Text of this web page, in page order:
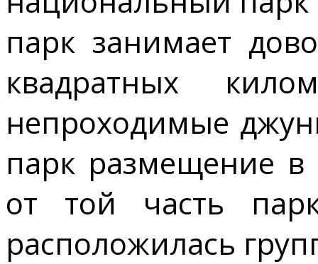
парк занимает
квадратных
непроходимые
парк размещение в
от той часть
расположилась